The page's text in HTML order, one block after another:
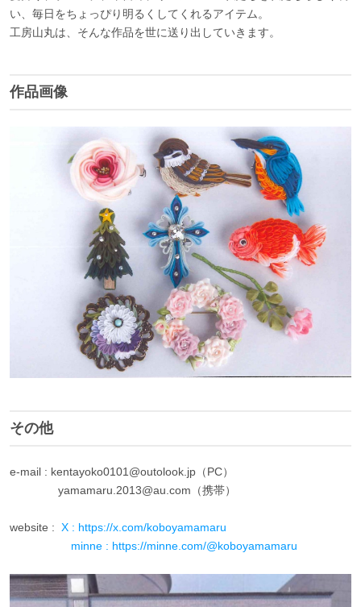
い、毎日をちょっぴり明るくしてくれるアイテム。
工房山丸は、そんな作品を世に送り出していきます。
作品画像
その他
e-mail : kentayoko0101@outolook.jp（PC）
yamamaru.2013@au.com（携帯）
website : X : https://x.com/koboyamamaru
minne : https://minne.com/@koboyamamaru